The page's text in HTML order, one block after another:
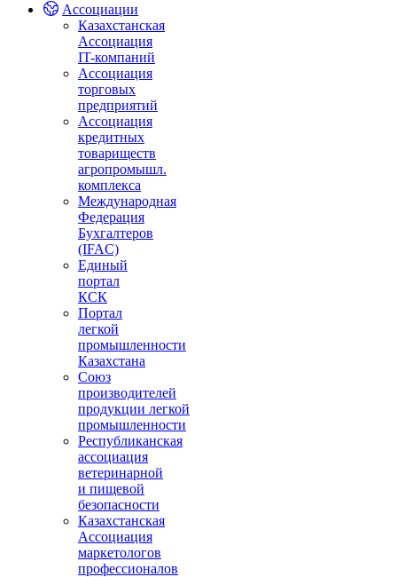
Ассоциации
Казахстанская
Ассоциация
IT-компаний
Ассоциация
торговых
предприятий
Ассоциация
кредитных
товариществ
агропромышл.
комплекса
Международная
Федерация
Бухгалтеров
(IFAC)
Единый
портал
КСК
Портал
легкой
промышленности
Казахстана
Союз
производителей
продукции легкой
промышленности
Республиканская
ассоциация
ветеринарной
и пищевой
безопасности
Казахстанская
Ассоциация
маркетологов
профессионалов